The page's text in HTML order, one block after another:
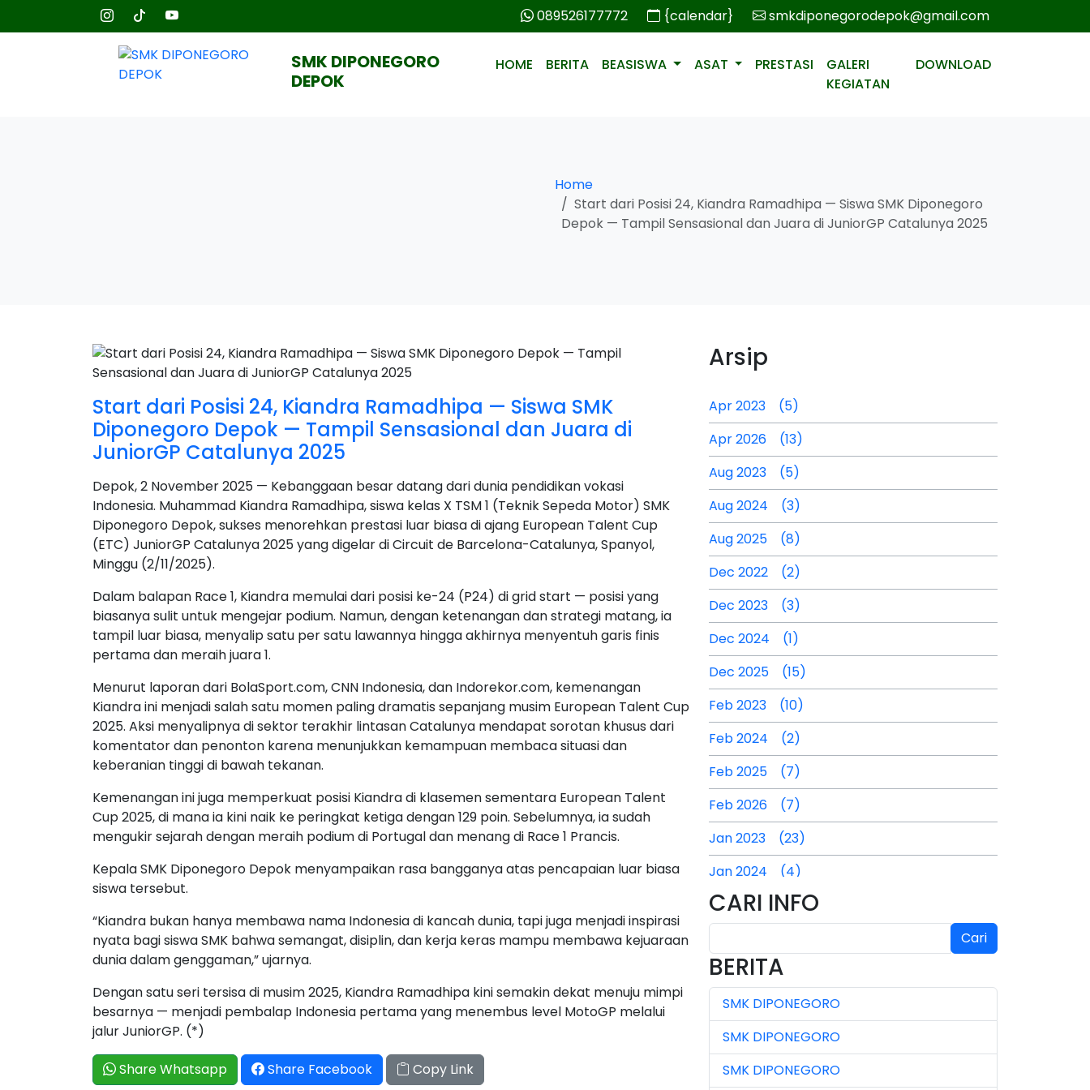
089526177772 {calendar} smkdiponegorodepok@gmail.com
SMK DIPONEGORO
DEPOK
HOME BERITA BEASISWA ASAT PRESTASI
GALERI
KEGIATAN
DOWNLOAD
Home
Start dari Posisi 24, Kiandra Ramadhipa — Siswa SMK Diponegoro
Depok — Tampil Sensasional dan Juara di JuniorGP Catalunya 2025
Start dari Posisi 24, Kiandra Ramadhipa — Siswa SMK
Diponegoro Depok — Tampil Sensasional dan Juara di
JuniorGP Catalunya 2025
Depok, 2 November 2025 — Kebanggaan besar datang dari dunia pendidikan vokasi
Indonesia. Muhammad Kiandra Ramadhipa, siswa kelas X TSM 1 (Teknik Sepeda Motor) SMK
Diponegoro Depok, sukses menorehkan prestasi luar biasa di ajang European Talent Cup
(ETC) JuniorGP Catalunya 2025 yang digelar di Circuit de Barcelona-Catalunya, Spanyol,
Minggu (2/11/2025).
Dalam balapan Race 1, Kiandra memulai dari posisi ke-24 (P24) di grid start — posisi yang
biasanya sulit untuk mengejar podium. Namun, dengan ketenangan dan strategi matang, ia
tampil luar biasa, menyalip satu per satu lawannya hingga akhirnya menyentuh garis finis
pertama dan meraih juara 1.
Menurut laporan dari BolaSport.com, CNN Indonesia, dan Indorekor.com, kemenangan
Kiandra ini menjadi salah satu momen paling dramatis sepanjang musim European Talent Cup
2025. Aksi menyalipnya di sektor terakhir lintasan Catalunya mendapat sorotan khusus dari
komentator dan penonton karena menunjukkan kemampuan membaca situasi dan
keberanian tinggi di bawah tekanan.
Kemenangan ini juga memperkuat posisi Kiandra di klasemen sementara European Talent
Cup 2025, di mana ia kini naik ke peringkat ketiga dengan 129 poin. Sebelumnya, ia sudah
mengukir sejarah dengan meraih podium di Portugal dan menang di Race 1 Prancis.
Kepala SMK Diponegoro Depok menyampaikan rasa bangganya atas pencapaian luar biasa
siswa tersebut.
“Kiandra bukan hanya membawa nama Indonesia di kancah dunia, tapi juga menjadi inspirasi
nyata bagi siswa SMK bahwa semangat, disiplin, dan kerja keras mampu membawa kejuaraan
dunia dalam genggaman,” ujarnya.
Dengan satu seri tersisa di musim 2025, Kiandra Ramadhipa kini semakin dekat menuju mimpi
besarnya — menjadi pembalap Indonesia pertama yang menembus level MotoGP melalui
jalur JuniorGP. (*)
Share Whatsapp Share Facebook Copy Link
Arsip
Apr 2023 (5)
Apr 2026 (13)
Aug 2023 (5)
Aug 2024 (3)
Aug 2025 (8)
Dec 2022 (2)
Dec 2023 (3)
Dec 2024 (1)
Dec 2025 (15)
Feb 2023 (10)
Feb 2024 (2)
Feb 2025 (7)
Feb 2026 (7)
Jan 2023 (23)
Jan 2024 (4)
Jan 2025 (4)
Jul 2025 (3)
Jul 2026 (4)
Jun 2023 (7)
Jun 2024 (3)
CARI INFO
Cari
BERITA
SMK DIPONEGORO
SMK DIPONEGORO
SMK DIPONEGORO